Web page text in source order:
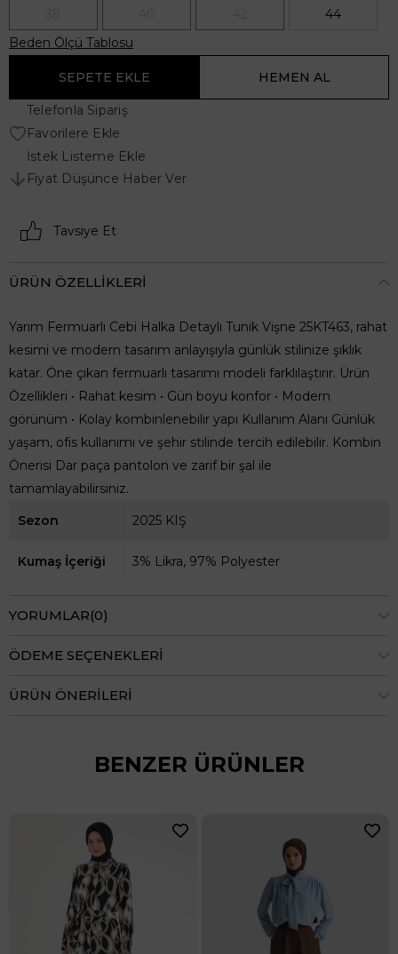
44
Beden Ölçü Tablosu
Telefonla Sipariş
Favorilere Ekle
İstek Listeme Ekle
Fiyat Düşünce Haber Ver
Tavsiye Et
ÜRÜN ÖZELLIKLERI
Yarım Fermuarlı Cebi Halka Detaylı Tunik Vişne 25KT463, rahat
kesimi ve modern tasarım anlayışıyla günlük stilinize şıklık
katar. Öne çıkan fermuarlı tasarımı modeli farklılaştırır. Ürün
Özellikleri • Rahat kesim • Gün boyu konfor • Modern
görünüm • Kolay kombinlenebilir yapı Kullanım Alanı Günlük
yaşam, ofis kullanımı ve şehir stilinde tercih edilebilir. Kombin
Önerisi Dar paça pantolon ve zarif bir şal ile
tamamlayabilirsiniz.
Sezon
2025 KIŞ
Kumaş İçeriği 3% Likra, 97% Polyester
YORUMLAR(0)
ÖDEME SEÇENEKLERI
ÜRÜN ÖNERILERI
BENZER ÜRÜNLER